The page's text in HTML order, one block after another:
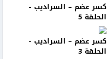
كسر عضم – السراديب -
الحلقة 5
كسر عضم – السراديب -
الحلقة 3